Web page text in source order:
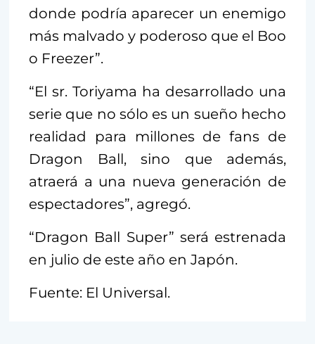
donde podría aparecer un enemigo
más malvado y poderoso que el Boo
o Freezer”.
“El sr. Toriyama ha desarrollado una
serie que no sólo es un sueño hecho
realidad para millones de fans de
Dragon Ball, sino que además,
atraerá a una nueva generación de
espectadores”, agregó.
“Dragon Ball Super” será estrenada
en julio de este año en Japón.
Fuente: El Universal.